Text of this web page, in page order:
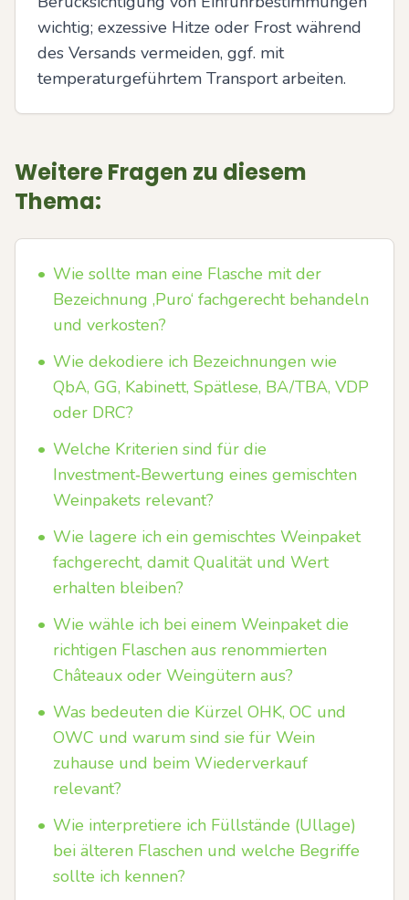
wichtig; exzessive Hitze oder Frost während
des Versands vermeiden, ggf. mit
temperaturgeführtem Transport arbeiten.
Weitere Fragen zu diesem
Thema:
• Wie sollte man eine Flasche mit der
Bezeichnung ‚Puro‘ fachgerecht behandeln
und verkosten?
• Wie dekodiere ich Bezeichnungen wie
QbA, GG, Kabinett, Spätlese, BA/TBA, VDP
oder DRC?
• Welche Kriterien sind für die
Investment‑Bewertung eines gemischten
Weinpakets relevant?
• Wie lagere ich ein gemischtes Weinpaket
fachgerecht, damit Qualität und Wert
erhalten bleiben?
• Wie wähle ich bei einem Weinpaket die
richtigen Flaschen aus renommierten
Châteaux oder Weingütern aus?
• Was bedeuten die Kürzel OHK, OC und
OWC und warum sind sie für Wein
zuhause und beim Wiederverkauf
relevant?
• Wie interpretiere ich Füllstände (Ullage)
bei älteren Flaschen und welche Begriffe
sollte ich kennen?